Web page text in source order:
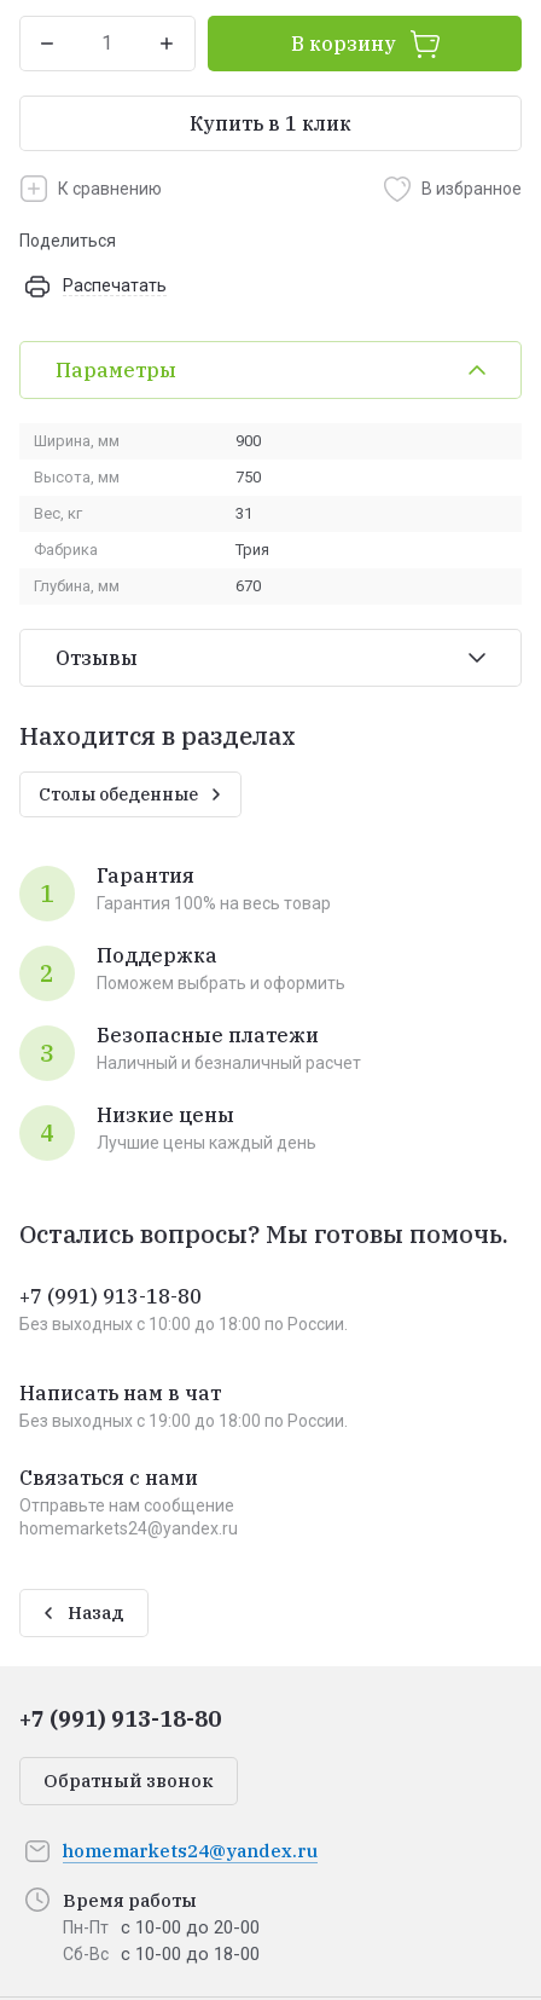
В корзину
Купить в 1 клик
К сравнению В избранное
Поделиться
Распечатать
Параметры
Ширина, мм
900
Высота, мм
750
Вес, кг
31
Фабрика
Трия
Глубина, мм
670
Отзывы
Находится в разделах
Столы обеденные
1
Гарантия
Гарантия 100% на весь товар
2
Поддержка
Поможем выбрать и оформить
3
Безопасные платежи
Наличный и безналичный расчет
4
Низкие цены
Лучшие цены каждый день
Остались вопросы? Мы готовы помочь.
+7 (991) 913-18-80
Без выходных c 10:00 до 18:00 по России.
Написать нам в чат
Без выходных c 19:00 до 18:00 по России.
Связаться с нами
Отправьте нам сообщение
homemarkets24@yandex.ru
Назад
+7 (991) 913-18-80
Обратный звонок
homemarkets24@yandex.ru
Время работы
Пн-Пт с 10-00 до 20-00
Сб-Вс с 10-00 до 18-00